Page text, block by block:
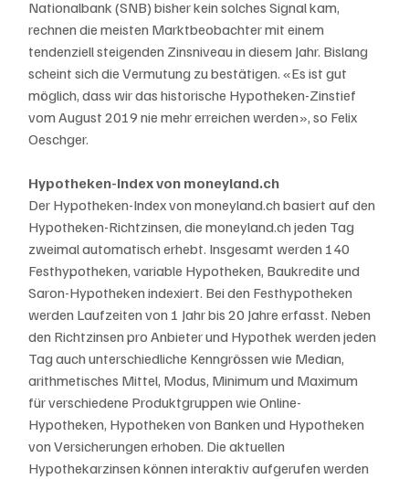
Nationalbank (SNB) bisher kein solches Signal kam,
rechnen die meisten Marktbeobachter mit einem
tendenziell steigenden Zinsniveau in diesem Jahr. Bislang
scheint sich die Vermutung zu bestätigen. «Es ist gut
möglich, dass wir das historische Hypotheken-Zinstief
vom August 2019 nie mehr erreichen werden», so Felix
Oeschger.
Hypotheken-Index von moneyland.ch
Der Hypotheken-Index von moneyland.ch basiert auf den
Hypotheken-Richtzinsen, die moneyland.ch jeden Tag
zweimal automatisch erhebt. Insgesamt werden 140
Festhypotheken, variable Hypotheken, Baukredite und
Saron-Hypotheken indexiert. Bei den Festhypotheken
werden Laufzeiten von 1 Jahr bis 20 Jahre erfasst. Neben
den Richtzinsen pro Anbieter und Hypothek werden jeden
Tag auch unterschiedliche Kenngrössen wie Median,
arithmetisches Mittel, Modus, Minimum und Maximum
für verschiedene Produktgruppen wie Online-
Hypotheken, Hypotheken von Banken und Hypotheken
von Versicherungen erhoben. Die aktuellen
Hypothekarzinsen können interaktiv aufgerufen werden